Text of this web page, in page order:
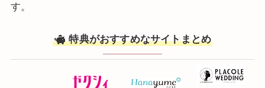
す。
特典がおすすめなサイトまとめ